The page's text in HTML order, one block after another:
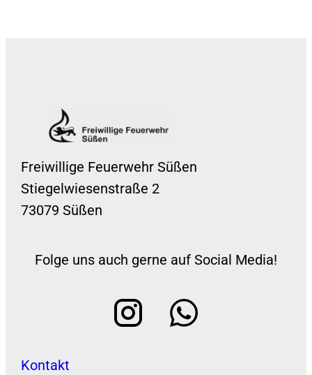
Freiwillige Feuerwehr Süßen
Stiegelwiesenstraße 2
73079 Süßen
Folge uns auch gerne auf Social Media!
Kontakt